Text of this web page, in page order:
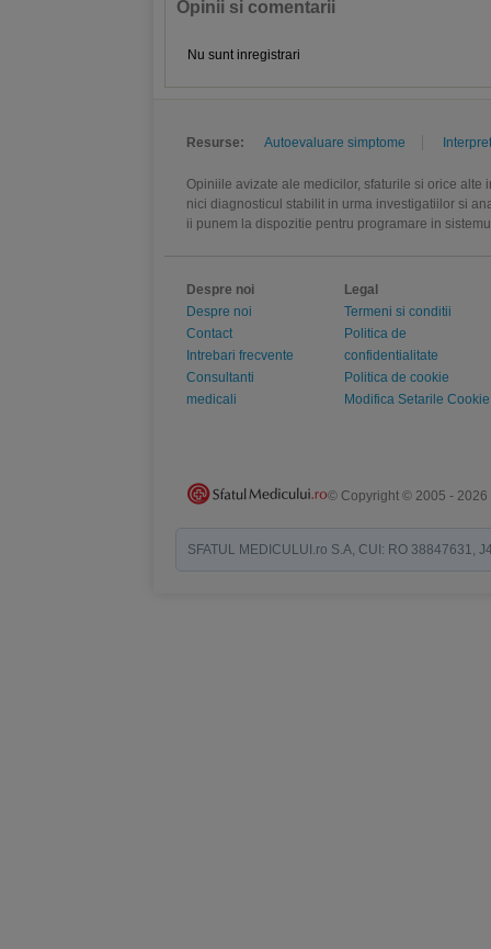
Opinii si comentarii
Nu sunt inregistrari
Resurse: Autoevaluare simptome
Opiniile avizate ale medicilor, sfaturile si orice
nici diagnosticul stabilit in urma investigatiilor si
ii punem la dispozitie pentru programare in
Despre noi
Despre noi
Contact
Intrebari frecvente
Consultanti
medicali
Legal
Termeni si conditii
Politica de
confidentialitate
Politica de cookie
Modifica Setarile Cookie
© Copyright © 2005 - 2026
SFATUL MEDICULUI.ro S.A, CUI: RO 38847631,